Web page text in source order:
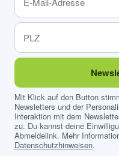
Mit Klick auf den Button
Newsletters und der
Interaktion mit dem
zu. Du kannst deine
Abmeldelink. Mehr
Datenschutzhinweisen.